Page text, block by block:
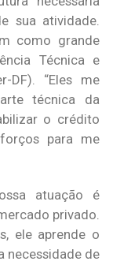
sua atividade.
como grande
Técnica e
DF). “Eles me
técnica da
o crédito
para me
atuação é
privado.
ele aprende o
necessidade de